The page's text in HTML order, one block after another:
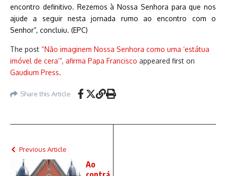
encontro definitivo. Rezemos à Nossa Senhora para que nos
ajude a seguir nesta jornada rumo ao encontro com o
Senhor”, concluiu. (EPC)
The post “Não imaginem Nossa Senhora como uma ‘estátua
imóvel de cera’”, afirma Papa Francisco appeared first on
Gaudium Press.
Share this Article
Previous Article
Ao